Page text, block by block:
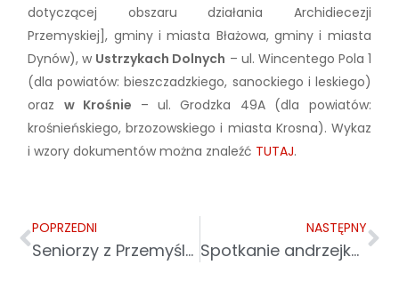
dotyczącej obszaru działania Archidiecezji
Przemyskiej], gminy i miasta Błażowa, gminy i miasta
Dynów), w Ustrzykach Dolnych – ul. Wincentego Pola 1
(dla powiatów: bieszczadzkiego, sanockiego i leskiego)
oraz w Krośnie – ul. Grodzka 49A (dla powiatów:
krośnieńskiego, brzozowskiego i miasta Krosna). Wykaz
i wzory dokumentów można znaleźć TUTAJ.
POPRZEDNI
Seniorzy z Przemyśla na Narodowe Święto Niepodległości
NASTĘPNY
Spotkanie andrzejkowe w Starym Mieście – radość, integracja i wspólne świętowanie